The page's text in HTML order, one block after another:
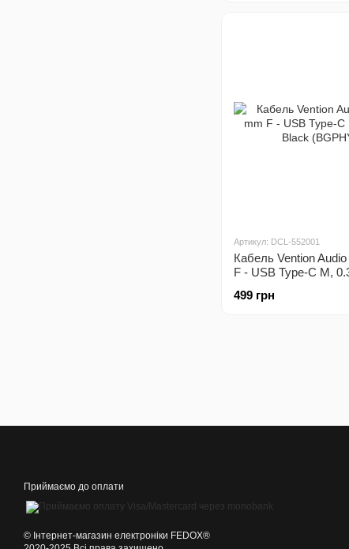
Артикул: DCL-552001
Кабель Vention
F - USB Type-C M,
499 грн
Приймаємо до оплати
©️ Інтернет-магазин електроніки FEDOX®